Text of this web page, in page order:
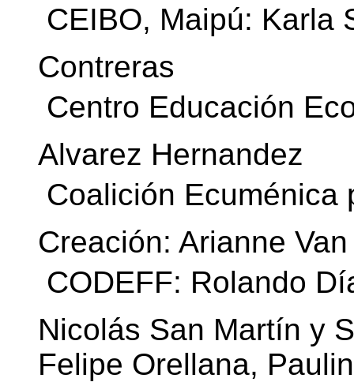
 CEIBO, Maipú:
Contreras
 Centro Educación
Alvarez Hernandez
 Coalición
Creación: Arianne
 CODEFF: Rolando
Nicolás San Martín y
Felipe Orellana,